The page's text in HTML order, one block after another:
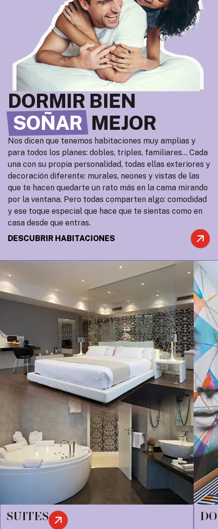
DORMIR BIEN
SOÑAR MEJOR
Nos dicen que tenemos habitaciones muy amplias y
para todos los planes: dobles, triples, familiares… Cada
una con su propia personalidad, todas ellas exteriores y
decoración diferente: murales, neones y vistas de las
que te hacen quedarte un rato más en la cama mirando
por la ventana. Pero todas comparten algo: comodidad
y ese toque especial que hace que te sientas como en
casa desde que entras.
DESCUBRIR HABITACIONES
COMFORT
MODERNAS
VISTAS
DOBLES